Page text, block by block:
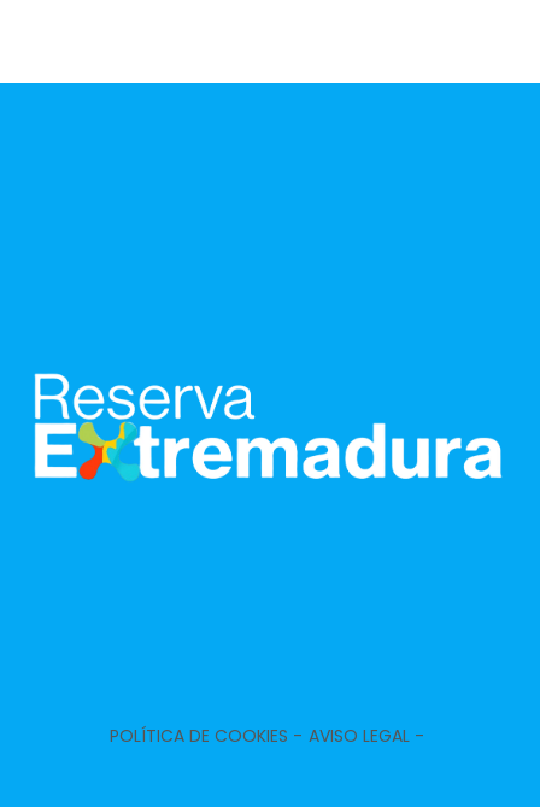
POLÍTICA DE COOKIES - AVISO LEGAL -